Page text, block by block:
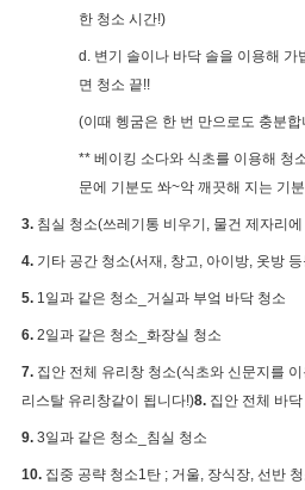
한 청소 시간!)
d. 변기 솔이나 바닥 솔을 이용해
면 청소 끝!!
(이때 헹굼은 한 번 만으로도 충분
** 베이킹 소다와 식초를 이용해 청
문에 기분도 쏴~악 깨끗해 지는 기
3. 침실 청소(쓰레기통 비우기, 물건 제자리
4. 기타 공간 청소(서재, 창고, 아이방, 옷방
5. 1일과 같은 청소_거실과 부엌 바닥 청소
6. 2일과 같은 청소_화장실 청소
7. 집안 전체 유리창 청소(식초와 신문지를
리스탈 유리창같이 됩니다!)8. 집안 전체 바
9. 3일과 같은 청소_침실 청소
10. 집중 공략 청소1탄 ; 거울, 장식장, 선반